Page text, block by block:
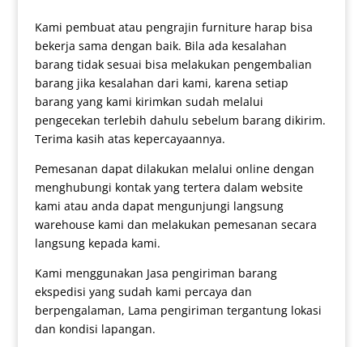
Kami pembuat atau pengrajin furniture harap bisa
bekerja sama dengan baik. Bila ada kesalahan
barang tidak sesuai bisa melakukan pengembalian
barang jika kesalahan dari kami, karena setiap
barang yang kami kirimkan sudah melalui
pengecekan terlebih dahulu sebelum barang dikirim.
Terima kasih atas kepercayaannya.
Pemesanan dapat dilakukan melalui online dengan
menghubungi kontak yang tertera dalam website
kami atau anda dapat mengunjungi langsung
warehouse kami dan melakukan pemesanan secara
langsung kepada kami.
Kami menggunakan Jasa pengiriman barang
ekspedisi yang sudah kami percaya dan
berpengalaman, Lama pengiriman tergantung lokasi
dan kondisi lapangan.